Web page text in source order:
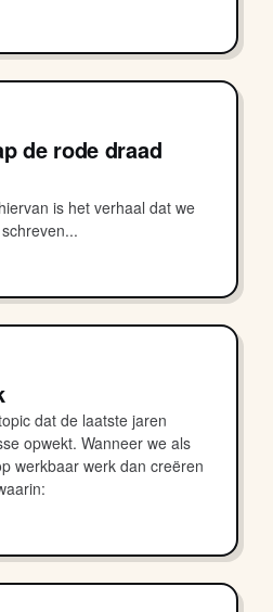
de rode draad
is het verhaal dat we
dat de laatste jaren
opwekt. Wanneer we als
werkbaar werk dan creëren